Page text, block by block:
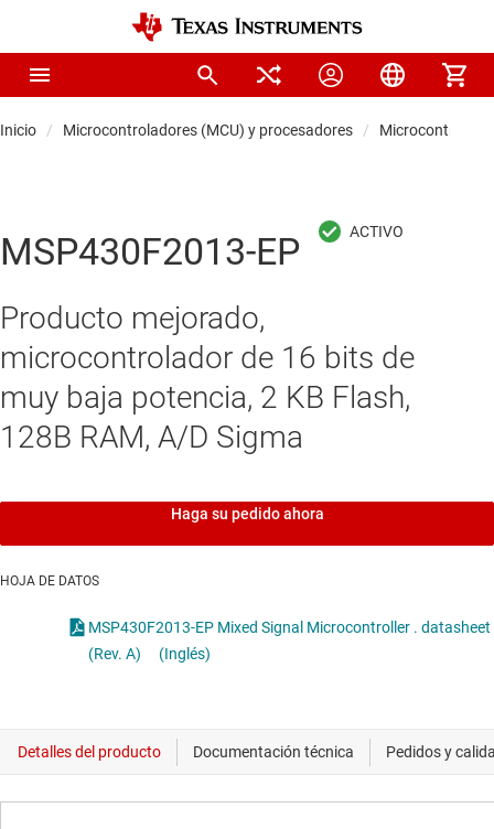
Inicio Microcontroladores (MCU) y procesadores
MSP430F2013-EP
Producto mejorado,
microcontrolador de 16 bits de
muy baja potencia, 2 KB Flash,
128B RAM, A/D Sigma
Haga su pedido ahora
HOJA DE DATOS
MSP430F2013-EP Mixed Signal Microcontroller . datasheet
(Rev. A)
(Inglés)